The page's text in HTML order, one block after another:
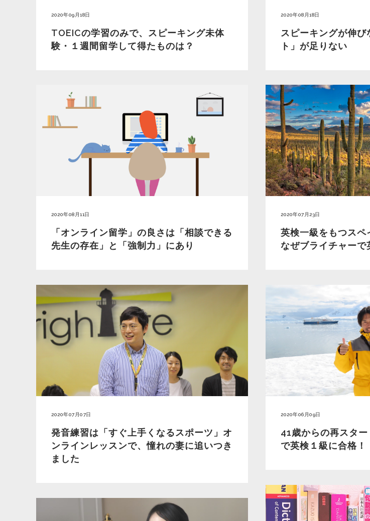
2020年09月18日
TOEICの学習のみで、スピーキング未体
験・１週間留学して得たものは？
2020年08月18日
スピーキングが伸
ト」が足りない
2020年08月11日
「オンライン留学」の良さは「相談できる
先生の存在」と「強制力」にあり
2020年07月23日
英検一級をもつスペ
なぜブライチャー
2020年07月07日
発音練習は「すぐ上手くなるスポーツ」オ
ンラインレッスンで、憧れの妻に追いつき
ました
2020年06月09日
41歳からの再スター
で英検１級に合格！